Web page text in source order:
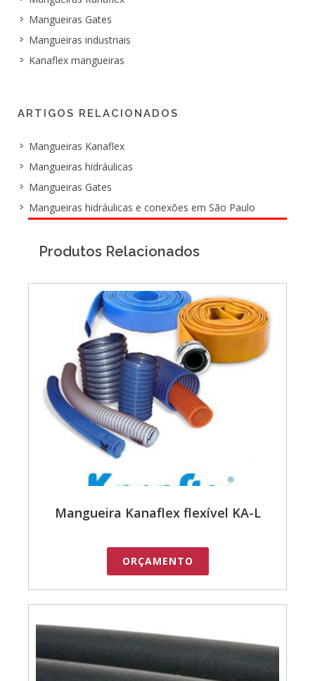
Mangueiras Gates
Mangueiras industriais
Kanaflex mangueiras
ARTIGOS RELACIONADOS
Mangueiras Kanaflex
Mangueiras hidráulicas
Mangueiras Gates
Mangueiras hidráulicas e conexões em São Paulo
Produtos Relacionados
Mangueira Kanaflex flexível KA-L
ORÇAMENTO